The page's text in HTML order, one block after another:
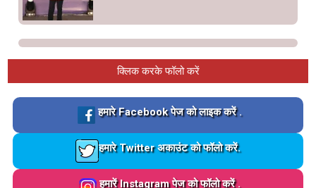
क्लिक करके फॉलो करें
Loading…
हमारे Facebook पेज को लाइक करें .
Loading…
हमारे Twitter अकाउंट को फॉलो करें.
Loading…
हमारें Instagram पेज को फॉलो करें .